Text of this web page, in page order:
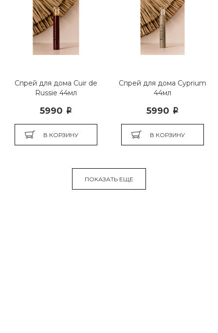
Спрей для дома Cuir de
Russie 44мл
5990 i
В КОРЗИНУ
Спрей для дома Cyprium
44мл
5990 i
В КОРЗИНУ
ПОКАЗАТЬ ЕЩЕ